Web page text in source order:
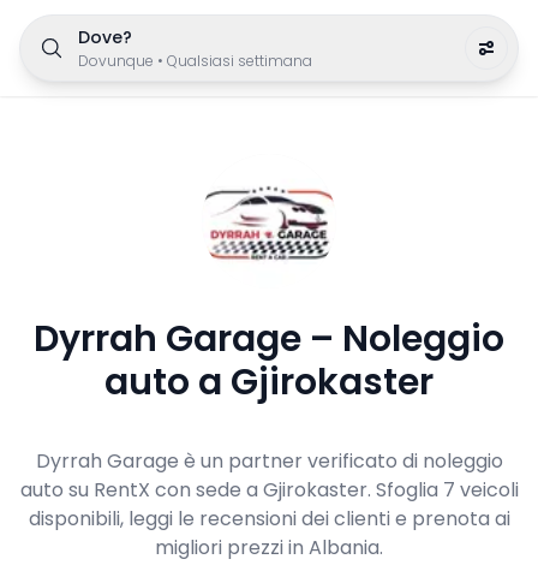
Dove?
Dovunque • Qualsiasi settimana
Dyrrah Garage – Noleggio
auto a Gjirokaster
Dyrrah Garage è un partner verificato di noleggio
auto su RentX con sede a Gjirokaster. Sfoglia 7 veicoli
disponibili, leggi le recensioni dei clienti e prenota ai
migliori prezzi in Albania.